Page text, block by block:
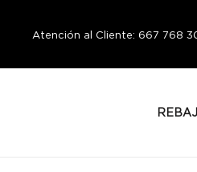
Atención al Cliente: 667 768